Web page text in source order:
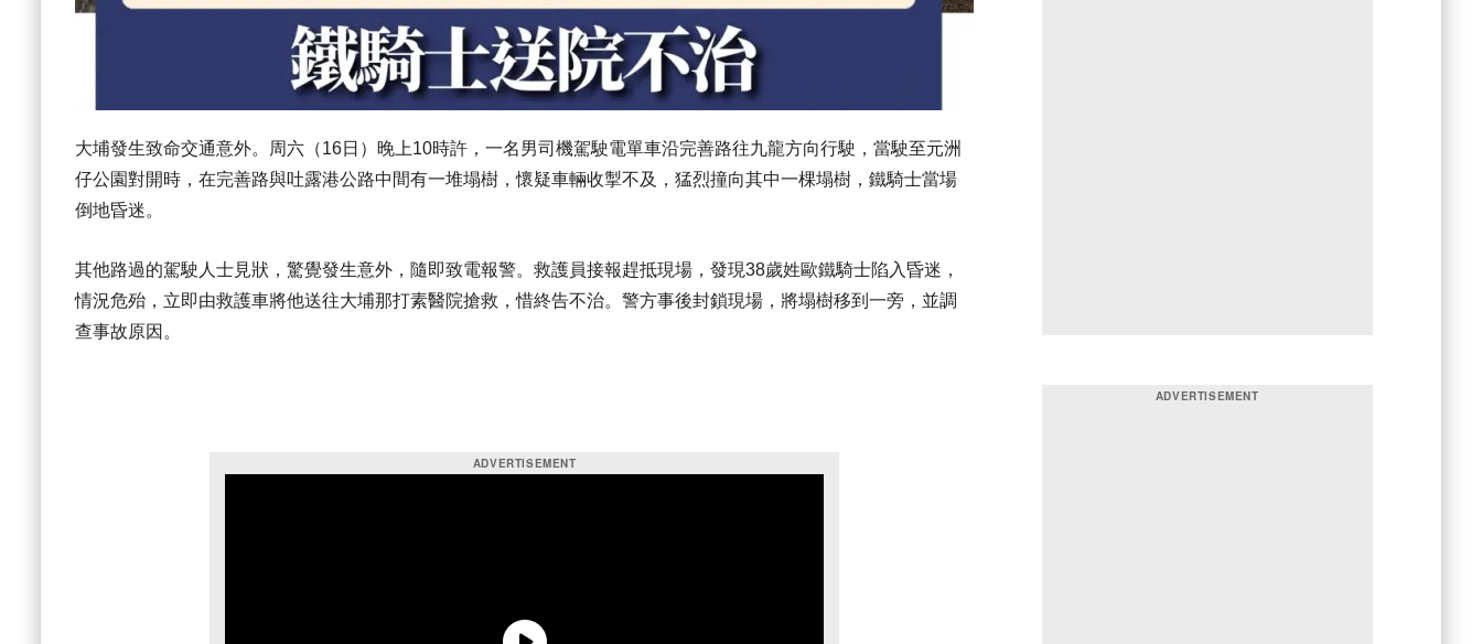
大埔發生致命交通意外。周六（16日）晚上10時許，一名男司機駕駛電單車沿完善路往九龍方向行駛，當駛至元洲
仔公園對開時，在完善路與吐露港公路中間有一堆塌樹，懷疑車輛收掣不及，猛烈撞向其中一棵塌樹，鐵騎士當場
倒地昏迷。
其他路過的駕駛人士見狀，驚覺發生意外，隨即致電報警。救護員接報趕抵現場，發現38歲姓歐鐵騎士陷入昏迷，
情況危殆，立即由救護車將他送往大埔那打素醫院搶救，惜終告不治。警方事後封鎖現場，將塌樹移到一旁，並調
查事故原因。